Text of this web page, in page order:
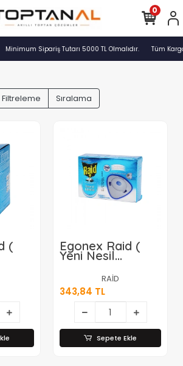
Minimum Sipariş Tutarı 5000 TL Olmalıdır. Tüm
0
Filtreleme Sıralama
(
) (
Egonex Raid (
Yeni Nesil
Elektro ) ( Yedek
) Kum Tablet (
240 Saat ) Sinek
& Sivrisinek
Öldürücü (
Kokusuz )*6x1
RAİD
343,84 TL
Sepete Ekle